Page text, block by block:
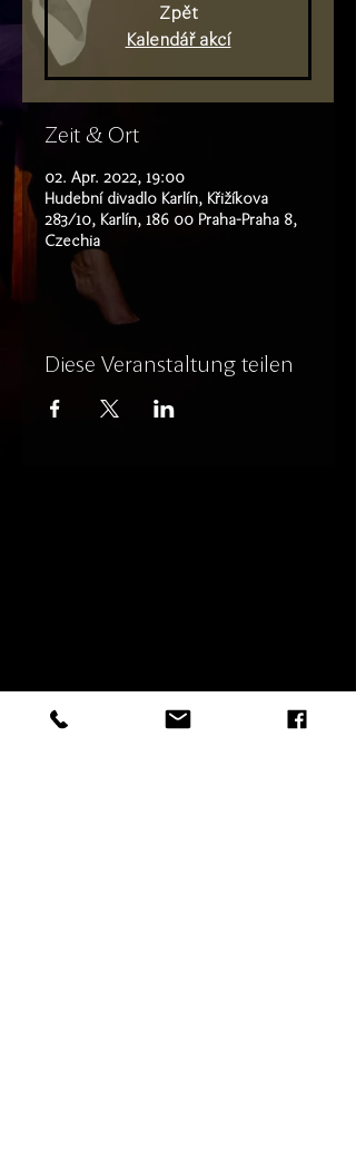
Zpět
Kalendář akcí
Zeit & Ort
02. Apr. 2022, 19:00
Hudební divadlo Karlín, Křižíkova
283/10, Karlín, 186 00 Praha-Praha 8,
Czechia
Diese Veranstaltung teilen